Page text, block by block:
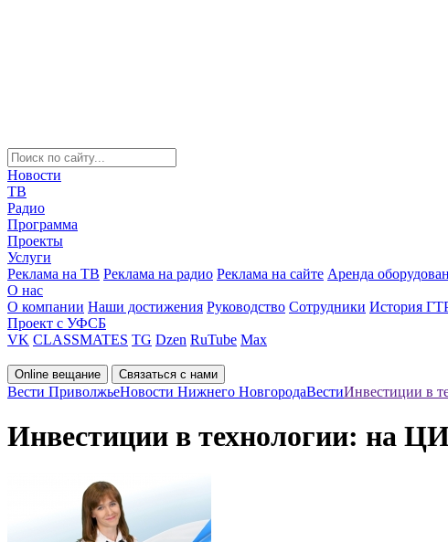
Новости
ТВ
Радио
Программа
Проекты
Услуги
Реклама на ТВ Реклама на радио Реклама на сайте Аренда
О нас
О компании Наши достижения Руководство Сотрудники История
Проект с УФСБ
VK CLASSMATES TG Dzen RuTube Max
Online вещание Связаться с нами
Вести ПриволжьеНовости Нижнего НовгородаВестиИнвестиции в
Инвестиции в технологии: на